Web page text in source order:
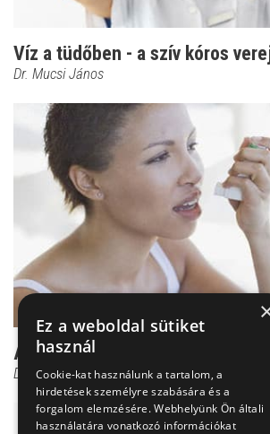
Víz a tüdőben - a szív kóros
Dr. Mucsi János
A nehéz légzés okai
Dr. Mucsi János
Ez a weboldal sütiket
használ
Cookie-kat használunk a tartalom, a
hirdetések személyre szabására és a
forgalom elemzésére. Webhelyünk Ön általi
használatára vonatkozó információkat